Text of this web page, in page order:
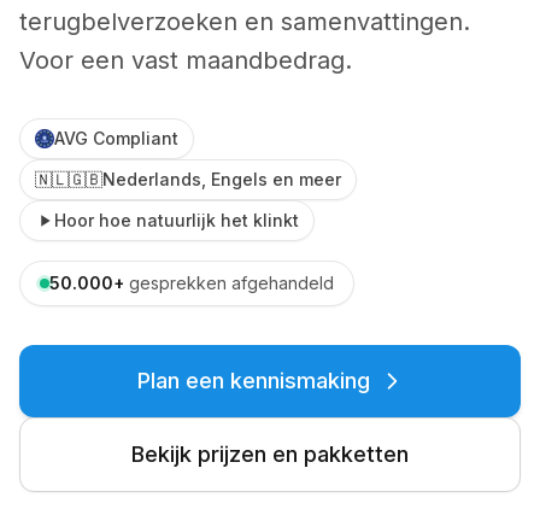
Makelaars
Bezichtigingen plannen
Service op locatie
Elektriciens
Storingen & spoed
Offertes & planning
Restaurants
Energie
terugbelverzoeken en samenvattingen.
Voor een vast maandbedrag.
AVG Compliant
🇳🇱🇬🇧Nederlands, Engels en meer
Hoor hoe natuurlijk het klinkt
50.000+ gesprekken afgehandeld
Plan een kennismaking
Bekijk prijzen en pakketten